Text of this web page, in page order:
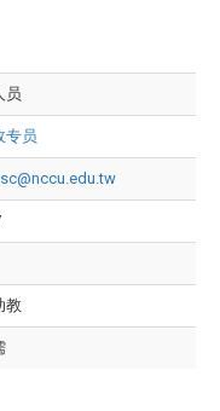
员
专员
教